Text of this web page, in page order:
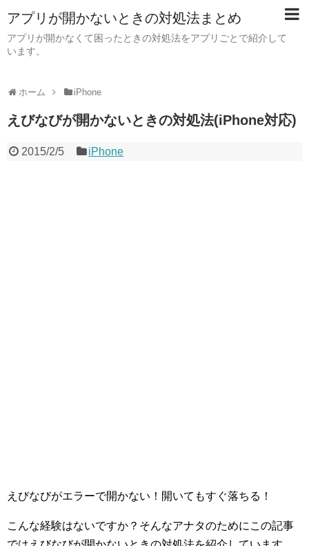
アプリが開かないときの対処法まとめ
アプリが開かなくて困ったときの対処法をアプリごとで紹介して
います。
ホーム iPhone
えびなびが開かないときの対処法(iPhone対応)
2015/2/5 iPhone
えびなびがエラーで開かない！開いてもすぐ落ちる！
こんな経験はないですか？そんなアナタのためにこの記事